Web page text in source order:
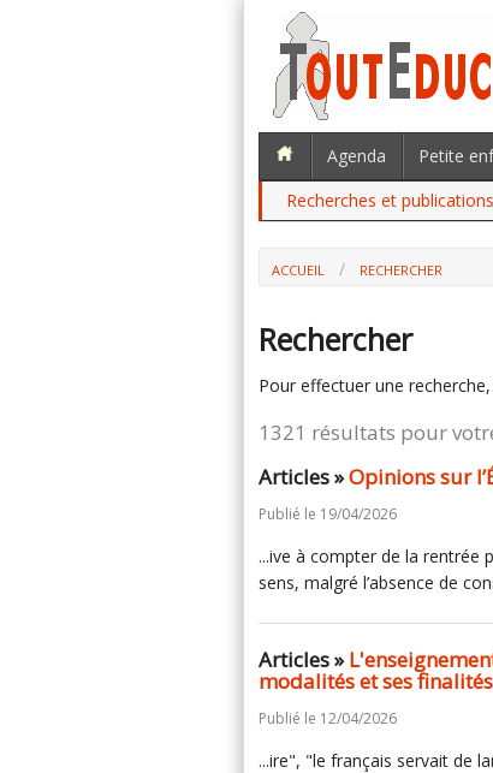
Agenda Petite
Recherches et publications
ACCUEIL RECHERCHER
Rechercher
Pour effectuer une
1321 résultats pour
Articles »Opinions sur
Publié le 19/04/2026
...ive à compter de la rentrée
sens, malgré l’absence de
Articles »
modalités et ses finalités
Publié le 12/04/2026
...ire", "le français servait de